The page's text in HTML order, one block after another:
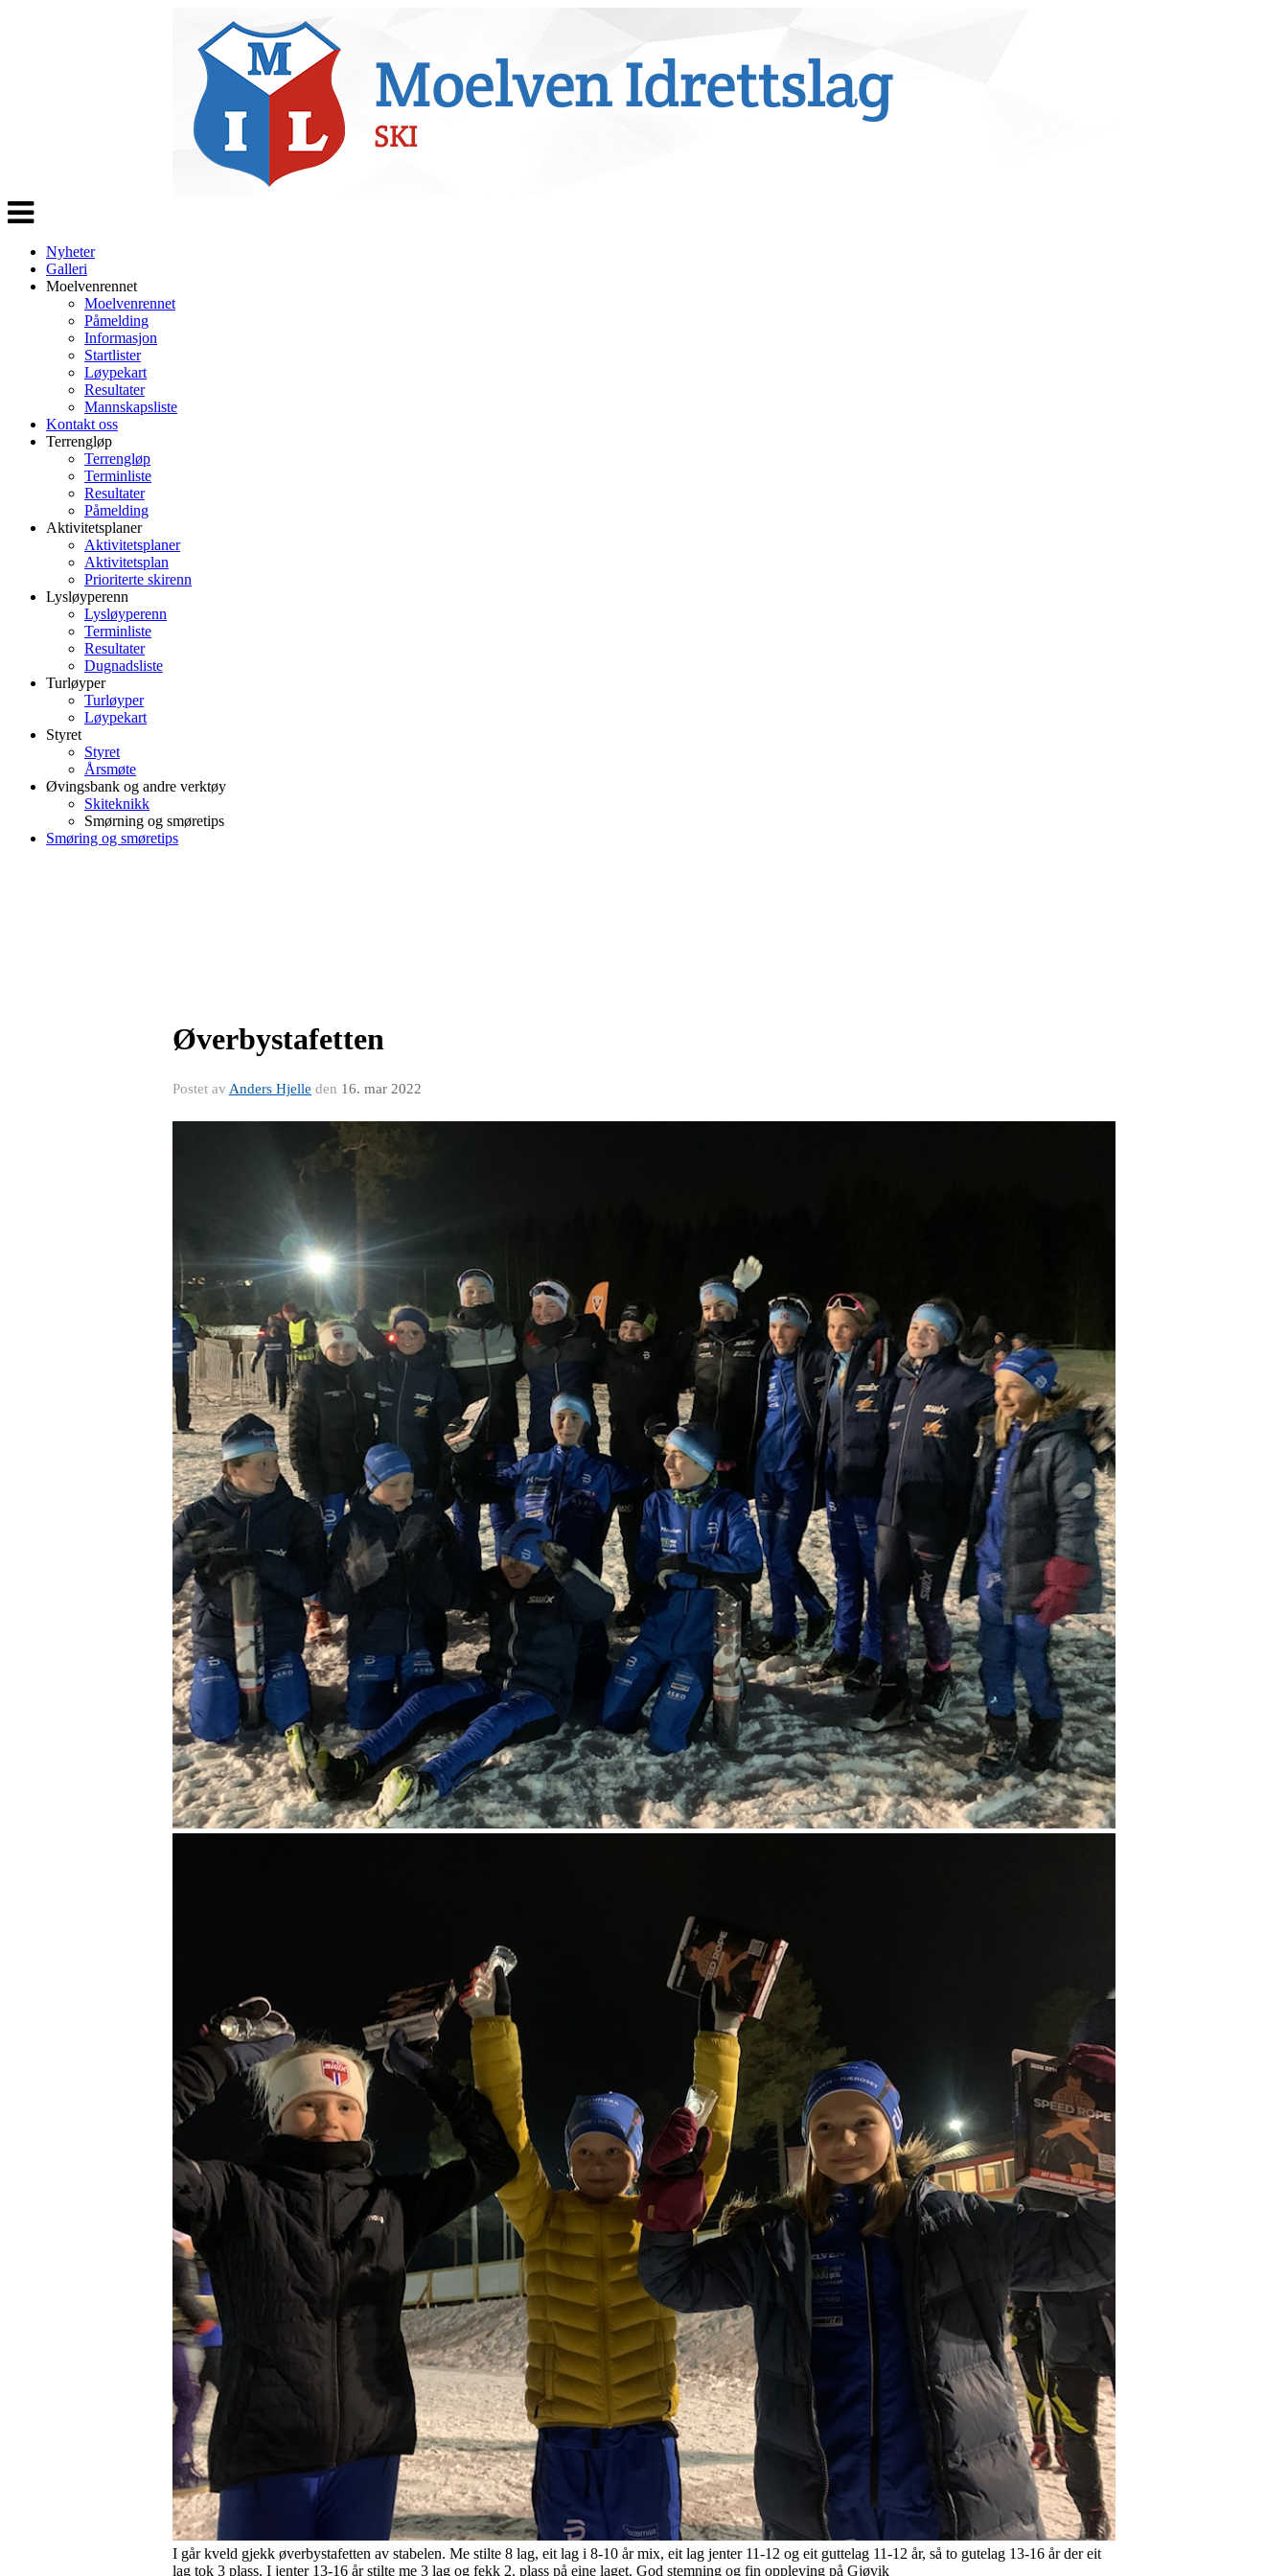
Veksle
navigasjon
Nyheter
Galleri
Moelvenrennet
Moelvenrennet
Påmelding
Informasjon
Startlister
Løypekart
Resultater
Mannskapsliste
Kontakt oss
Terrengløp
Terrengløp
Terminliste
Resultater
Påmelding
Aktivitetsplaner
Aktivitetsplaner
Aktivitetsplan
Prioriterte skirenn
Lysløyperenn
Lysløyperenn
Terminliste
Resultater
Dugnadsliste
Turløyper
Turløyper
Løypekart
Styret
Styret
Årsmøte
Øvingsbank og andre verktøy
Skiteknikk
Smørning og smøretips
Smøring og smøretips
Øverbystafetten
Postet av Anders Hjelle den 16. mar 2022
I går kveld gjekk øverbystafetten av stabelen. Me stilte 8 lag, eit lag i 8-10 år mix, eit lag jenter 11-12 og eit guttelag 11-12 år, så to gutelag 13-16 år der eit
lag tok 3 plass. I jenter 13-16 år stilte me 3 lag og fekk 2. plass på eine laget. God stemning og fin oppleving på Gjøvik